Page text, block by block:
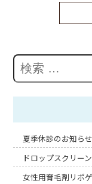
夏季休診のお知らせ
ドロップスクリー
女性用育毛剤リポ